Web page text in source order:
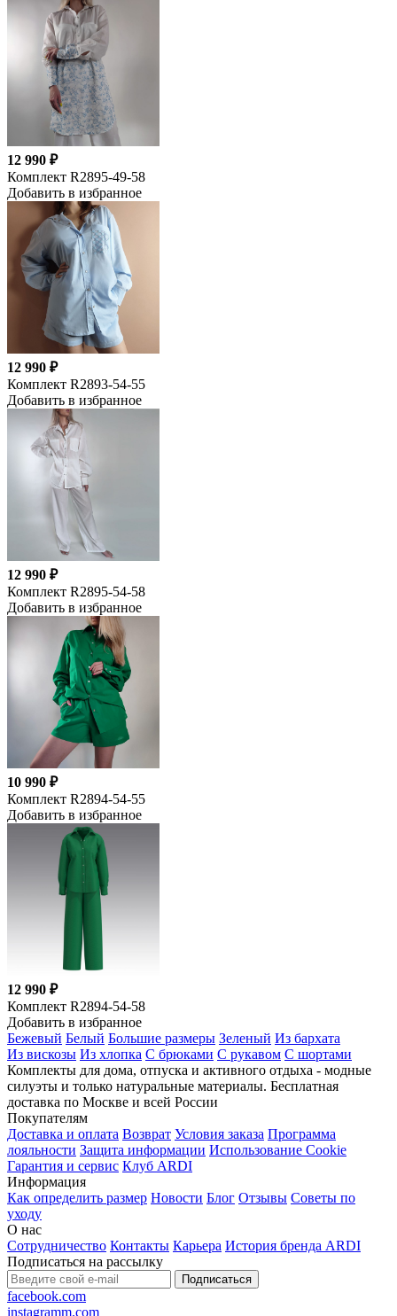
12 990 ₽
Комплект R2895-49-58
Добавить в избранное
12 990 ₽
Комплект R2893-54-55
Добавить в избранное
12 990 ₽
Комплект R2895-54-58
Добавить в избранное
10 990 ₽
Комплект R2894-54-55
Добавить в избранное
12 990 ₽
Комплект R2894-54-58
Добавить в избранное
Бежевый Белый Большие размеры Зеленый Из бархата
Из вискозы Из хлопка С брюками С рукавом С шортами
Комплекты для дома, отпуска и активного отдыха - модные
силуэты и только натуральные материалы. Бесплатная
доставка по Москве и всей России
Покупателям
Доставка и оплата Возврат Условия заказа Программа
лояльности Защита информации Использование Cookie
Гарантия и сервис Клуб ARDI
Информация
Как определить размер Новости Блог Отзывы Советы по
уходу
О нас
Сотрудничество Контакты Карьера История бренда ARDI
Подписаться на рассылку
Подписаться
facebook.com
instagramm.com